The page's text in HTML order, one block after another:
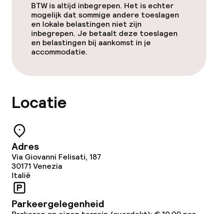
BTW is altijd inbegrepen. Het is echter
mogelijk dat sommige andere toeslagen
en lokale belastingen niet zijn
inbegrepen. Je betaalt deze toeslagen
en belastingen bij aankomst in je
accommodatie.
Locatie
Adres
Via Giovanni Felisati, 187
30171 Venezia
Italië
Parkeergelegenheid